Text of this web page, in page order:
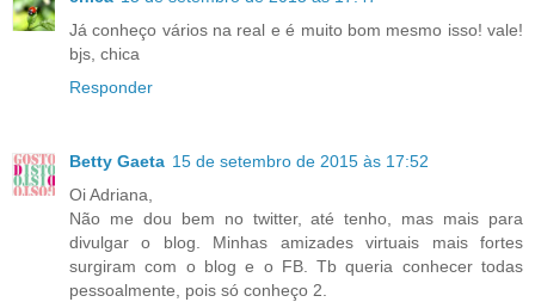
Já conheço vários na real e é muito bom mesmo isso! vale!
bjs, chica
Responder
Betty Gaeta 15 de setembro de 2015 às 17:52
Oi Adriana,
Não me dou bem no twitter, até tenho, mas mais para
divulgar o blog. Minhas amizades virtuais mais fortes
surgiram com o blog e o FB. Tb queria conhecer todas
pessoalmente, pois só conheço 2.